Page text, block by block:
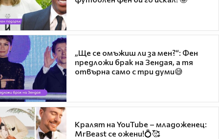
„Ще се омъжиш ли за мен?“: Фен
предложи брак на Зендая, а тя
отвърна само с три думи😅
Кралят на YouTube – младоженец:
MrBeast се ожени!💍🥰